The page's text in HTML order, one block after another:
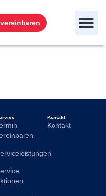
Kontakt
Kontakt